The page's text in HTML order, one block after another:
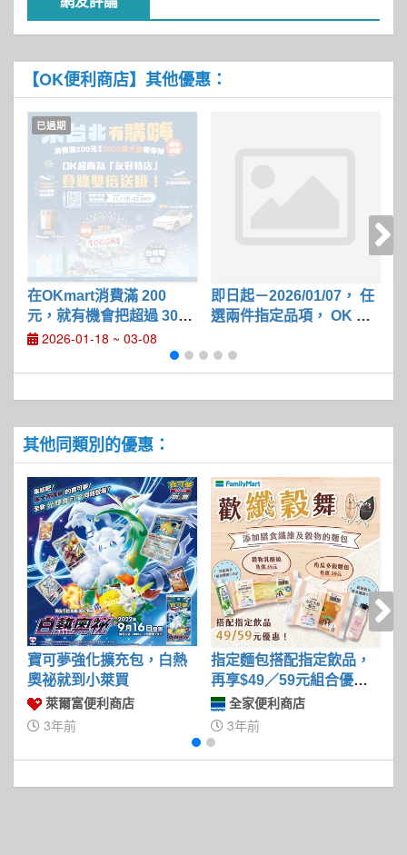
【OK便利商店】其他優惠：
已過期
在OKmart消費滿 200
元，就有機會把超過 3000
萬的總獎額帶回家
2026-01-18 ~ 03-08
即日起－2026/01/07， 任
選兩件指定品項， OK Poi
其他同類別的優惠：
寶可夢強化擴充包，白熱
奧祕就到小萊買
萊爾富便利商店
3年前
指定麵包搭配指定飲品，
再享$49／59元組合優惠
價全家便利商店
3年前